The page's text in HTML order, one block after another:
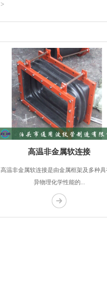
>
高温非金属软连接
高温非金属软连接是由金属框架及多种
异物理化学性能的...